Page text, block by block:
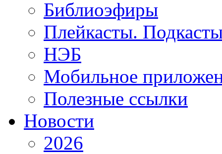
Библиоэфиры
Плейкасты.
НЭБ
Мобильное
Полезные ссылки
Новости
2026